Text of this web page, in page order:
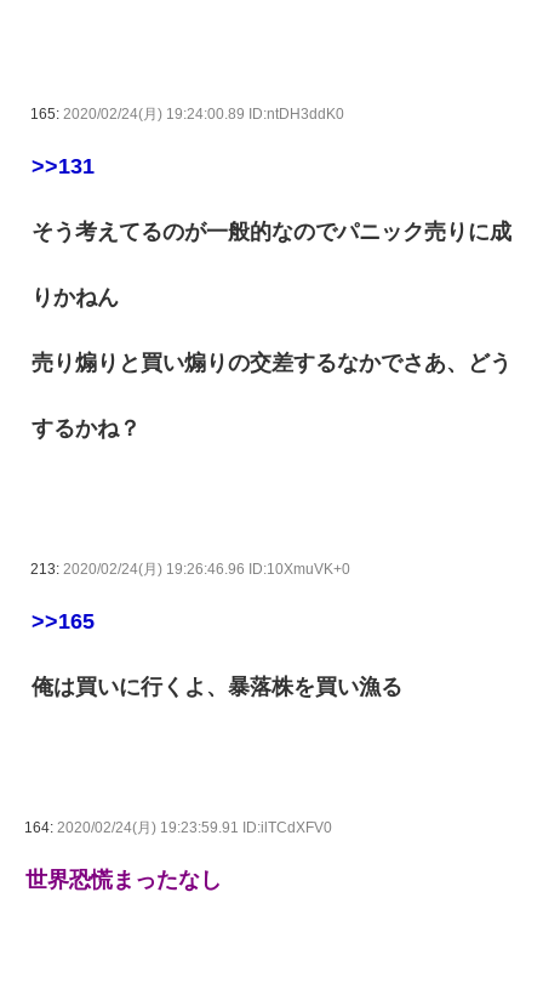
165: 2020/02/24(月) 19:24:00.89 ID:ntDH3ddK0
>>131
そう考えてるのが一般的なのでパニック売りに成
りかねん
売り煽りと買い煽りの交差するなかでさあ、どう
するかね？
213: 2020/02/24(月) 19:26:46.96 ID:10XmuVK+0
>>165
俺は買いに行くよ、暴落株を買い漁る
164: 2020/02/24(月) 19:23:59.91 ID:ilTCdXFV0
世界恐慌まったなし